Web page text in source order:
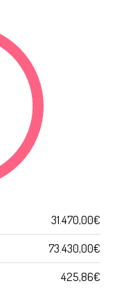
31.470,00€
73.430,00€
425,86€